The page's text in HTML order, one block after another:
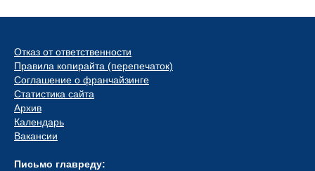
Отказ от ответственности
Правила копирайта (перепечаток)
Соглашение о франчайзинге
Статистика сайта
Архив
Календарь
Вакансии
Письмо главреду: